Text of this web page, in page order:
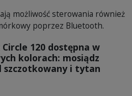
możliwość sterowania również
poprzez Bluetooth.
120 dostępna w
kolorach: mosiądz
szczotkowany i tytan